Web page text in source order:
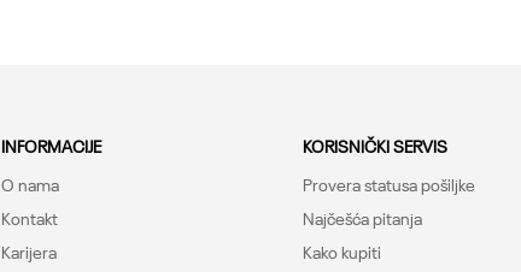
INFORMACIJE
O nama
Kontakt
Karijera
KORISNIČKI SERVIS
Provera statusa pošiljke
Najčešća pitanja
Kako kupiti